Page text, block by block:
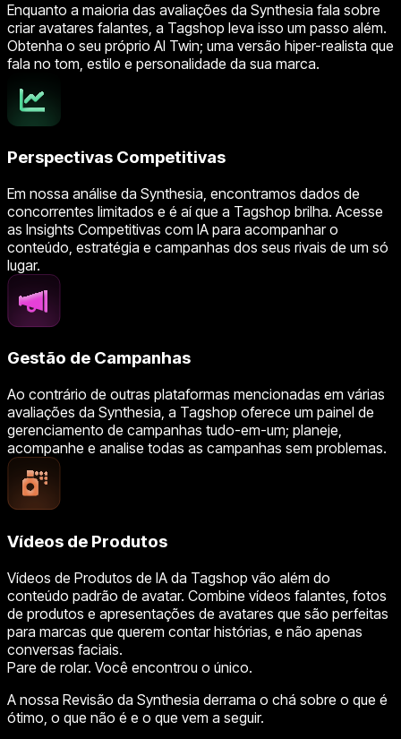
Enquanto a maioria das avaliações da Synthesia fala sobre
criar avatares falantes, a Tagshop leva isso um passo além.
Obtenha o seu próprio AI Twin; uma versão hiper-realista que
fala no tom, estilo e personalidade da sua marca.
Perspectivas Competitivas
Em nossa análise da Synthesia, encontramos dados de
concorrentes limitados e é aí que a Tagshop brilha. Acesse
as Insights Competitivas com IA para acompanhar o
conteúdo, estratégia e campanhas dos seus rivais de um só
lugar.
Gestão de Campanhas
Ao contrário de outras plataformas mencionadas em várias
avaliações da Synthesia, a Tagshop oferece um painel de
gerenciamento de campanhas tudo-em-um; planeje,
acompanhe e analise todas as campanhas sem problemas.
Vídeos de Produtos
Vídeos de Produtos de IA da Tagshop vão além do
conteúdo padrão de avatar. Combine vídeos falantes, fotos
de produtos e apresentações de avatares que são perfeitas
para marcas que querem contar histórias, e não apenas
conversas faciais.
Pare de rolar. Você encontrou o único.
A nossa Revisão da Synthesia derrama o chá sobre o que é
ótimo, o que não é e o que vem a seguir.